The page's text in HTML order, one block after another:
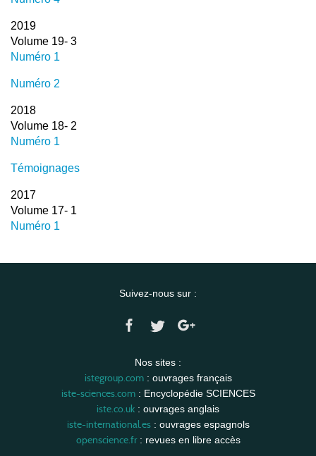
2019
Volume 19- 3
Numéro 1
Numéro 2
2018
Volume 18- 2
Numéro 1
Témoignages
2017
Volume 17- 1
Numéro 1
Suivez-nous sur :
Nos sites :
istegroup.com: ouvrages français
iste-sciences.com: Encyclopédie SCIENCES
iste.co.uk : ouvrages anglais
iste-international.es: ouvrages espagnols
openscience.fr: revues en libre accès